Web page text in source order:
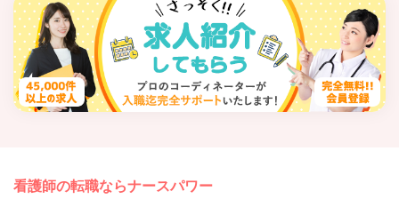
看護師の転職ならナースパワー